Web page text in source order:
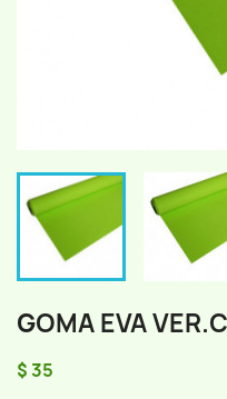
GOMA EVA
$ 35